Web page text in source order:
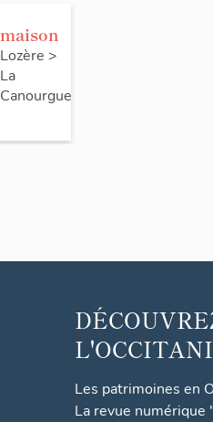
maison
Lozère >
La
Canourgue
Les patrimoines en
La revue numérique